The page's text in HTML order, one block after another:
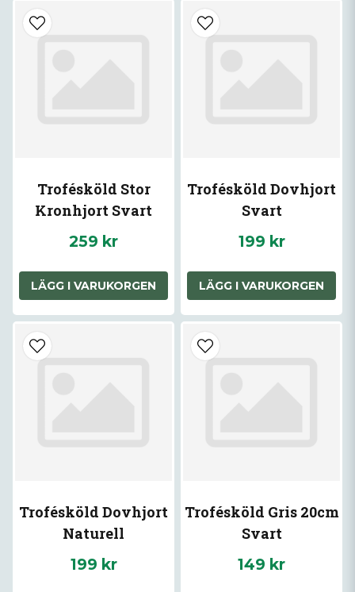
Trofésköld Stor
Kronhjort Svart
259 kr
LÄGG I VARUKORGEN
Trofésköld Dovhjort
Svart
199 kr
LÄGG I VARUKORGEN
Trofésköld Dovhjort
Naturell
199 kr
Trofésköld Gris 20cm
Svart
149 kr